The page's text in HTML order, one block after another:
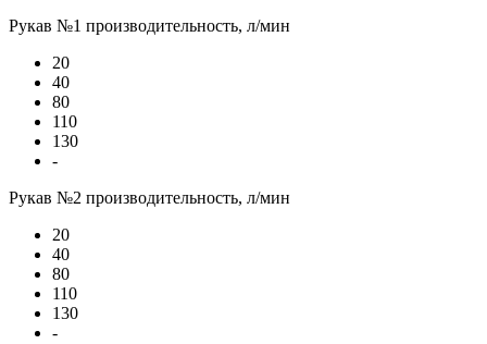
Рукав №1 производительность, л/мин
20
40
80
110
130
-
Рукав №2 производительность, л/мин
20
40
80
110
130
-